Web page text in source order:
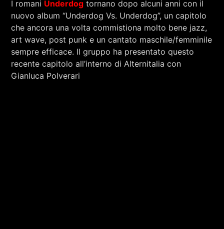
RAMACCIONI E SILVIA MINGUZZI
RCA - Radio città aperta
I romani Underdog tornano dopo alcuni anni con il
nuovo album “Underdog Vs. Underdog”, un capitolo
che ancora una volta commistiona molto bene jazz,
art wave, post punk e un cantato maschile/femminile
sempre efficace. Il gruppo ha presentato questo
recente capitolo all’interno di Alternitalia con
Gianluca Polverari